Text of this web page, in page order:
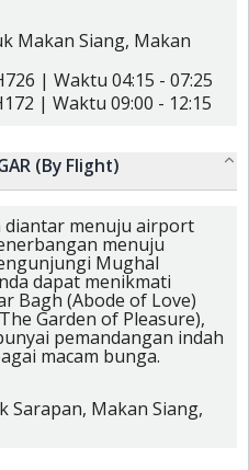
Makan Siang, Makan
| Waktu 04:15 - 07:25
| Waktu 09:00 - 12:15
(By Flight)
diantar menuju airport
menuju
Mughal
dapat menikmati
Bagh (Abode of Love)
Garden of Pleasure),
pemandangan indah
macam bunga.
Sarapan, Makan Siang,